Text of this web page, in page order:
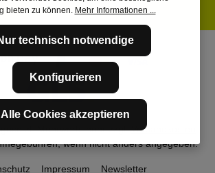
gesetzl. Mehrwertsteuer zzgl.Versandkosten
wenn nicht anders angegeben.
Impressum Newsletter
bieten zu können. Mehr Informationen ...
technisch notwendige
Konfigurieren
Alle Cookies akzeptieren